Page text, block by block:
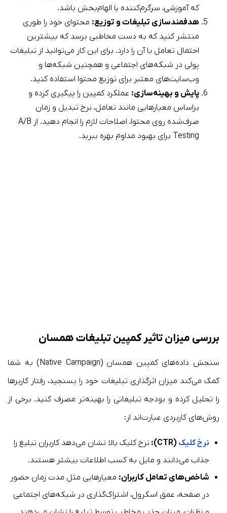
که آموزشی، سرگرم‌کننده یا الهام‌بخش باشد.
هدفمندسازی تبلیغات و توزیع: محتوای خود را طوری
منتشر کنید که به دست مخاطبی برسد که بیشترین
احتمال تعامل با آن را دارد. برای این کار می‌توانید از تبلیغات
پولی در شبکه‌های اجتماعی و همچنین شبکه‌ها و
وب‌سایت‌های معتبر برای توزیع محتوا استفاده کنید.
پایش و بهینه‌سازی: عملکرد کمپین را پیگیری کرده و
براساس معیارهایی مانند تعامل، نرخ تبدیل و زمان
صرف‌شده روی محتوا، اصلاحات لازم را انجام دهید. از A/B
Testing برای بهبود مداوم بهره ببرید.
بررسی میزان تاثیر کمپین تبلیغات همسان
سنجش داده‌های کمپین همسان (Native Campaign) به شما
کمک می‌کند میزان اثرگذاری تبلیغات خود را بسنجید، رفتار کاربرها
را تحلیل کرده و بودجه تبلیغاتی را بهینه‌تر مصرف کنید. برخی از
روش‌های کاربردی عبارت‌اند از:
نرخ کلیک (CTR):
نرخ کلیک بالا نشان می‌دهد کاربران تبلیغ را
جذاب می‌دانند و مایل به کسب اطلاعات بیشتر هستند.
شاخص‌های تعامل کاربران: معیارهایی مثل مدت زمان حضور
در صفحه، عمق اسکرول، اشتراک‌گذاری در شبکه‌های اجتماعی